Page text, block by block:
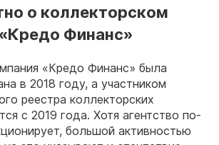
о коллекторском
Финанс»
«Кредо Финанс» была
в 2018 году, а участником
реестра коллекторских
с 2019 года. Хотя агентство по-
большой активностью